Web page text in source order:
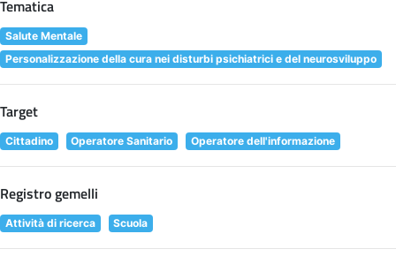
Tematica
Salute Mentale
Personalizzazione della cura nei disturbi psichiatrici e del neurosviluppo
Target
Cittadino Operatore Sanitario Operatore dell'informazione
Registro gemelli
Attività di ricerca Scuola